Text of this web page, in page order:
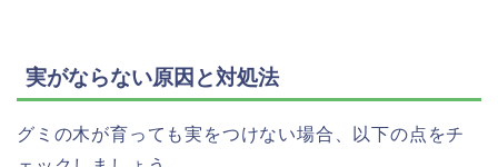
実がならない原因と対処法
グミの木が育っても実をつけない場合、以下の点をチ